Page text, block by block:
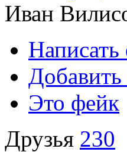
Иван
Добавить
Это фейк
Друзья 230